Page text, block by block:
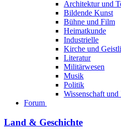
Architektur und
Bildende Kunst
Bühne und Film
Heimatkunde
Industrielle
Kirche und
Literatur
Militärwesen
Musik
Politik
Wissenschaft und
Forum
Land & Geschichte